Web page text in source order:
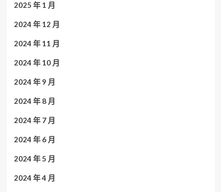
2025 年 1 月
2024 年 12 月
2024 年 11 月
2024 年 10 月
2024 年 9 月
2024 年 8 月
2024 年 7 月
2024 年 6 月
2024 年 5 月
2024 年 4 月